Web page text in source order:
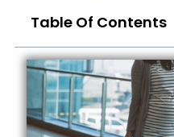
Table Of Contents